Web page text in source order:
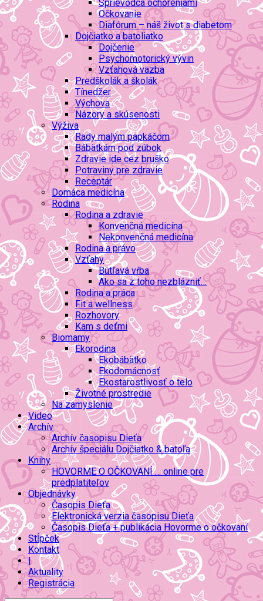
Sprievodca ochoreniami
Očkovanie
Diafórum – náš život s diabetom
Dojčiatko a batoliatko
Dojčenie
Psychomotorický vývin
Vzťahová väzba
Predškolák a školák
Tínedžer
Výchova
Názory a skúsenosti
Výživa
Rady malým papkáčom
Bábätkám pod zúbok
Zdravie ide cez bruško
Potraviny pre zdravie
Receptár
Domáca medicína
Rodina
Rodina a zdravie
Konvenčná medicína
Nekonvenčná medicína
Rodina a právo
Vzťahy
Bútľavá vŕba
Ako sa z toho nezblázniť…
Rodina a práca
Fit a wellness
Rozhovory
Kam s deťmi
Biomamy
Ekorodina
Ekobábätko
Ekodomácnosť
Ekostarostlivosť o telo
Životné prostredie
Na zamyslenie
Video
Archív
Archív časopisu Dieťa
Archív špeciálu Dojčiatko & batoľa
Knihy
HOVORME O OČKOVANÍ … online pre
predplatiteľov
Objednávky
Časopis Dieťa
Elektronická verzia časopisu Dieťa
Časopis Dieťa + publikácia Hovorme o očkovaní
Stĺpček
Kontakt
|
Aktuality
Registrácia